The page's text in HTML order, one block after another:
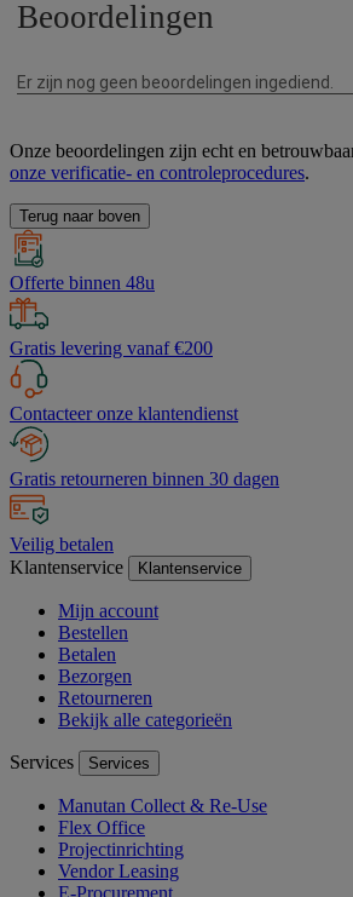
Onze beoordelingen zijn echt en
onze verificatie- en controleprocedures.
Terug naar boven
Offerte binnen 48u
Gratis levering vanaf €200
Contacteer onze klantendienst
Gratis retourneren binnen 30 dagen
Veilig betalen
Klantenservice
Klantenservice
Mijn account
Bestellen
Betalen
Bezorgen
Retourneren
Bekijk alle categorieën
Services Services
Manutan Collect & Re-Use
Flex Office
Projectinrichting
Vendor Leasing